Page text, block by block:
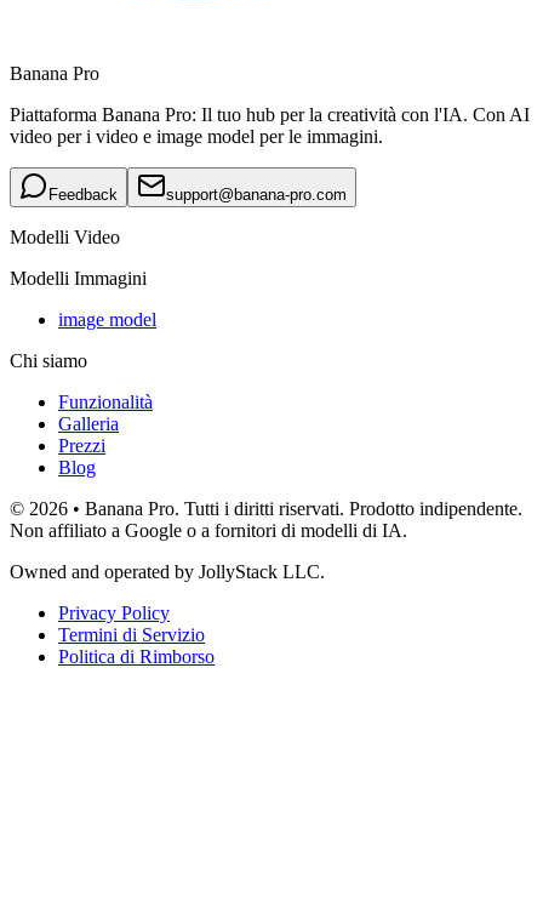
Banana Pro
Piattaforma Banana Pro: Il tuo hub per la creatività con l'IA. Con AI
video per i video e image model per le immagini.
Feedback support@banana-pro.com
Modelli Video
Modelli Immagini
image model
Chi siamo
Funzionalità
Galleria
Prezzi
Blog
© 2026 • Banana Pro. Tutti i diritti riservati. Prodotto indipendente.
Non affiliato a Google o a fornitori di modelli di IA.
Owned and operated by JollyStack LLC.
Privacy Policy
Termini di Servizio
Politica di Rimborso